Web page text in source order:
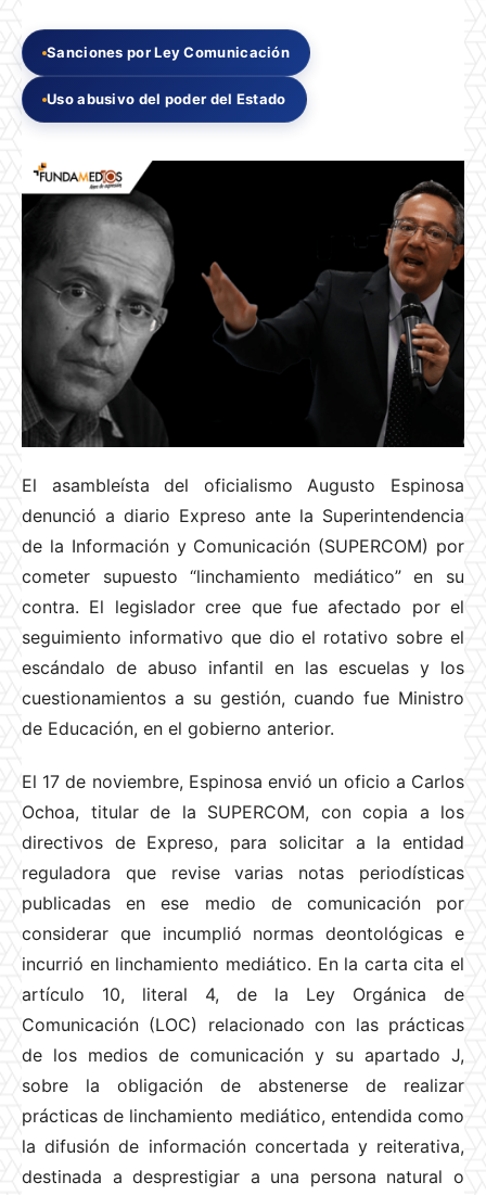
Sanciones por Ley Comunicación
Uso abusivo del poder del Estado
El asambleísta del oficialismo Augusto Espinosa
denunció a diario Expreso ante la Superintendencia
de la Información y Comunicación (SUPERCOM) por
cometer supuesto “linchamiento mediático” en su
contra. El legislador cree que fue afectado por el
seguimiento informativo que dio el rotativo sobre el
escándalo de abuso infantil en las escuelas y los
cuestionamientos a su gestión, cuando fue Ministro
de Educación, en el gobierno anterior.
El 17 de noviembre, Espinosa envió un oficio a Carlos
Ochoa, titular de la SUPERCOM, con copia a los
directivos de Expreso, para solicitar a la entidad
reguladora que revise varias notas periodísticas
publicadas en ese medio de comunicación por
considerar que incumplió normas deontológicas e
incurrió en linchamiento mediático. En la carta cita el
artículo 10, literal 4, de la Ley Orgánica de
Comunicación (LOC) relacionado con las prácticas
de los medios de comunicación y su apartado J,
sobre la obligación de abstenerse de realizar
prácticas de linchamiento mediático, entendida como
la difusión de información concertada y reiterativa,
destinada a desprestigiar a una persona natural o